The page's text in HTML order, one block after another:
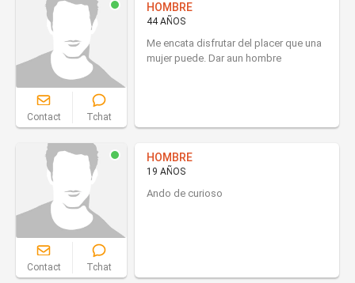
Contact Tchat
HOMBRE
44 AÑOS
Me encata disfrutar del placer que una
mujer puede. Dar aun hombre
Contact Tchat
HOMBRE
19 AÑOS
Ando de curioso